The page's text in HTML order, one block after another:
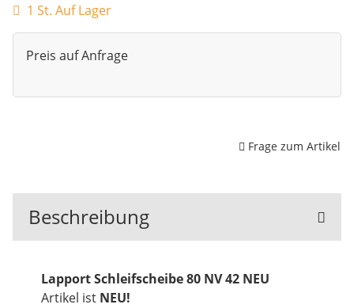
1 St. Auf Lager
Preis auf Anfrage
Frage zum Artikel
Beschreibung
Lapport Schleifscheibe 80 NV 42 NEU
Artikel ist NEU!